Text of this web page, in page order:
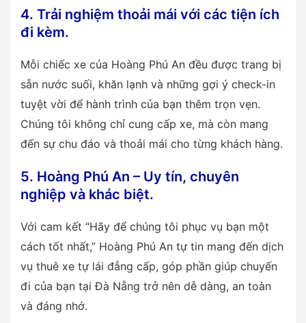
4. Trải nghiệm thoải mái với các tiện ích
đi kèm.
Mỗi chiếc xe của Hoàng Phú An đều được trang bị
sẵn nước suối, khăn lạnh và những gợi ý check-in
tuyệt vời để hành trình của bạn thêm trọn vẹn.
Chúng tôi không chỉ cung cấp xe, mà còn mang
đến sự chu đáo và thoải mái cho từng khách hàng.
5. Hoàng Phú An – Uy tín, chuyên
nghiệp và khác biệt.
Với cam kết “Hãy để chúng tôi phục vụ bạn một
cách tốt nhất,” Hoàng Phú An tự tin mang đến dịch
vụ thuê xe tự lái đẳng cấp, góp phần giúp chuyến
đi của bạn tại Đà Nẵng trở nên dễ dàng, an toàn
và đáng nhớ.